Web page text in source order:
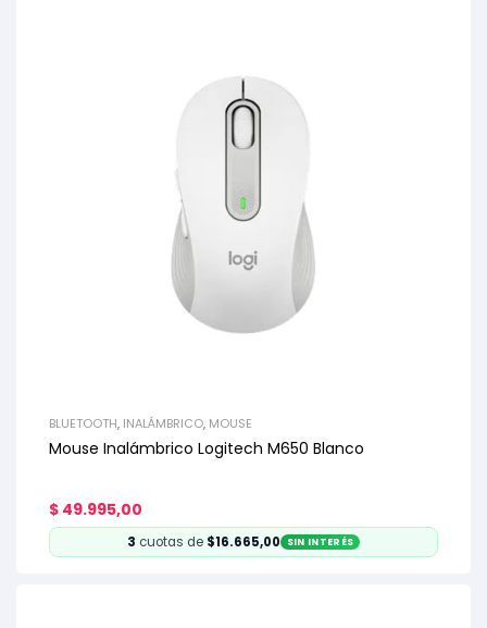
BLUETOOTH, INALÁMBRICO, MOUSE
Mouse Inalámbrico Logitech M650 Blanco
$ 49.995,00
3 cuotas de $16.665,00 SIN INTERÉS